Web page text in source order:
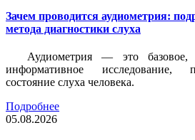
Зачем проводится аудиометрия:
метода диагностики слуха
Аудиометрия — это
информативное исследование,
состояние слуха человека.
Подробнее
05.08.2026